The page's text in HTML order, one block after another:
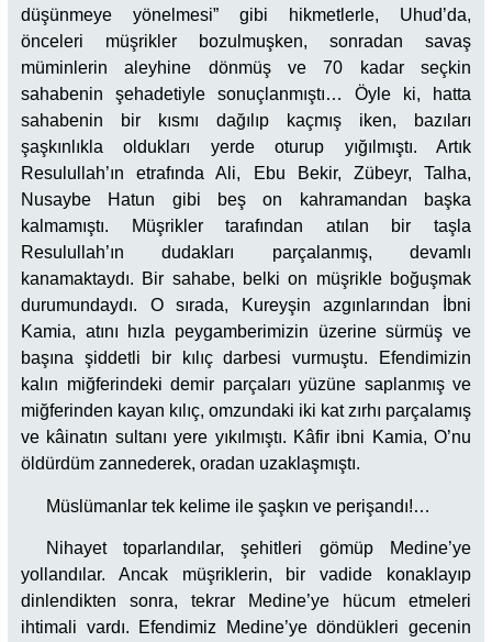
düşünmeye yönelmesi” gibi hikmetlerle, Uhud’da,
önceleri müşrikler bozulmuşken, sonradan savaş
müminlerin aleyhine dönmüş ve 70 kadar seçkin
sahabenin şehadetiyle sonuçlanmıştı… Öyle ki, hatta
sahabenin bir kısmı dağılıp kaçmış iken, bazıları
şaşkınlıkla oldukları yerde oturup yığılmıştı. Artık
Resulullah’ın etrafında Ali, Ebu Bekir, Zübeyr, Talha,
Nusaybe Hatun gibi beş on kahramandan başka
kalmamıştı. Müşrikler tarafından atılan bir taşla
Resulullah’ın dudakları parçalanmış, devamlı
kanamaktaydı. Bir sahabe, belki on müşrikle boğuşmak
durumundaydı. O sırada, Kureyşin azgınlarından İbni
Kamia, atını hızla peygamberimizin üzerine sürmüş ve
başına şiddetli bir kılıç darbesi vurmuştu. Efendimizin
kalın miğferindeki demir parçaları yüzüne saplanmış ve
miğferinden kayan kılıç, omzundaki iki kat zırhı parçalamış
ve kâinatın sultanı yere yıkılmıştı. Kâfir ibni Kamia, O’nu
öldürdüm zannederek, oradan uzaklaşmıştı.
Müslümanlar tek kelime ile şaşkın ve perişandı!…
Nihayet toparlandılar, şehitleri gömüp Medine’ye
yollandılar. Ancak müşriklerin, bir vadide konaklayıp
dinlendikten sonra, tekrar Medine’ye hücum etmeleri
ihtimali vardı. Efendimiz Medine’ye döndükleri gecenin